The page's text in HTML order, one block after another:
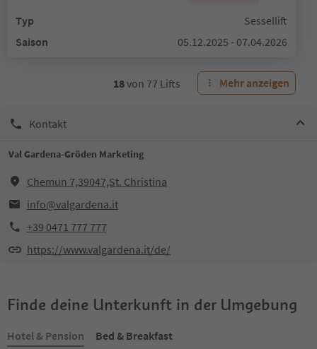
Typ
Sessellift
Saison
05.12.2025 - 07.04.2026
18von 77 Lifts Mehr anzeigen
Kontakt
Val Gardena-Gröden Marketing
Chemun 7,39047,St. Christina
info@valgardena.it
+39 0471 777 777
https://www.valgardena.it/de/
Finde deine Unterkunft in der Umgebung
Hotel & Pension
Bed & Breakfast